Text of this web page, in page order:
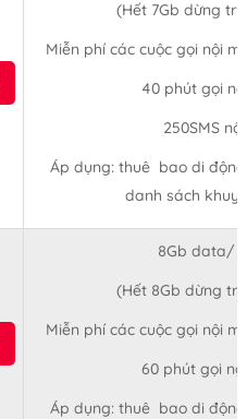
(Hết 7Gb dừng
Miễn phí các cuộc gọi nội
40 phút gọi
250SMS
Áp dụng: thuê bao di
danh sách
8Gb data/
(Hết 8Gb dừng
Miễn phí các cuộc gọi nội
60 phút gọi
Áp dụng: thuê bao di